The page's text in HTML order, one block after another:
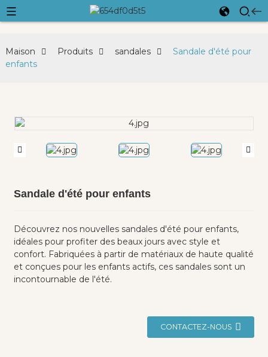
Maison Produits sandales
Sandale d'été pour
enfants
Sandale d'été pour enfants
Découvrez nos nouvelles sandales d'été pour enfants,
idéales pour profiter des beaux jours avec style et
confort. Fabriquées à partir de matériaux de haute qualité
et conçues pour les enfants actifs, ces sandales sont un
incontournable de l'été.
CONTACTEZ-NOUS